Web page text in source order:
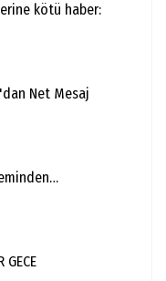
kötü haber:
Net Mesaj
GECE